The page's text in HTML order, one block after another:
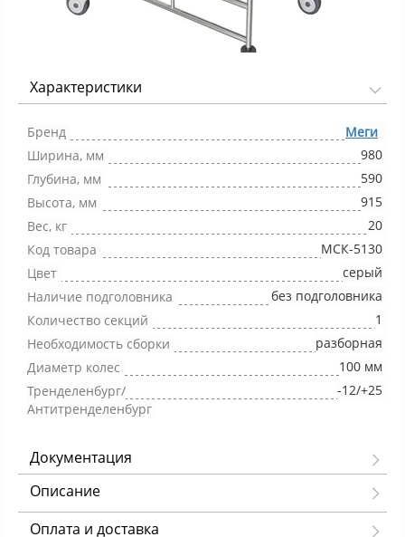
Характеристики
Бренд
Меги
Ширина, мм
980
Глубина, мм
590
Высота, мм
915
Вес, кг
20
Код товара
МСК-5130
Цвет
серый
Наличие подголовника
без подголовника
Количество секций
1
Необходимость сборки
разборная
Диаметр колес
100 мм
Тренделенбург/
Антитренделенбург
-12/+25
Документация
Описание
Оплата и доставка